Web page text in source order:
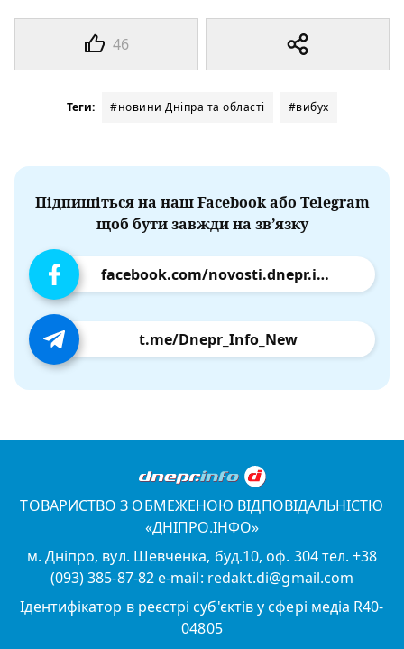
46
Теги: #новини Дніпра та області #вибух
Підпишіться на наш Facebook або Telegram
щоб бути завжди на зв’язку
facebook.com/novosti.dnepr.info
t.me/Dnepr_Info_New
ТОВАРИСТВО З ОБМЕЖЕНОЮ ВІДПОВІДАЛЬНІСТЮ
«ДНІПРО.ІНФО»
м. Дніпро, вул. Шевченка, буд.10, оф. 304 тел. +38
(093) 385-87-82 e-mail: redakt.di@gmail.com
Ідентифікатор в реєстрі суб'єктів у сфері медіа R40-
04805